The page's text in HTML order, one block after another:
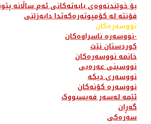
بۆ خوێندنەوەی بابەتەکانی ئەم ساڵانە
فۆنتە لە کۆمپوتەرەکەتدا دابەزێنی
نووسەرەکان
نووسەرە ناسراوەکان-
کوردستان نێت
خانمە نووسەرەکان
نووسینی عەرەبی
نووسەری دیکە
نووسەرە کۆنەکان
ئێمە لەسەر فەیسبووک
گەڕان
سەرەکی